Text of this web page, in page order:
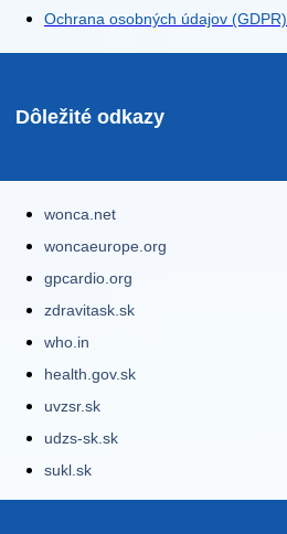
Ochrana osobných údajov (GDPR)
Dôležité odkazy
wonca.net
woncaeurope.org
gpcardio.org
zdravitask.sk
who.in
health.gov.sk
uvzsr.sk
udzs-sk.sk
sukl.sk